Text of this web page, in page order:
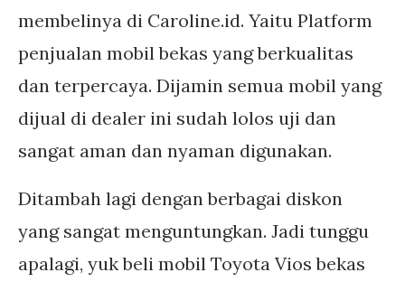
membelinya di Caroline.id. Yaitu Platform
penjualan mobil bekas yang berkualitas
dan terpercaya. Dijamin semua mobil yang
dijual di dealer ini sudah lolos uji dan
sangat aman dan nyaman digunakan.
Ditambah lagi dengan berbagai diskon
yang sangat menguntungkan. Jadi tunggu
apalagi, yuk beli mobil Toyota Vios bekas